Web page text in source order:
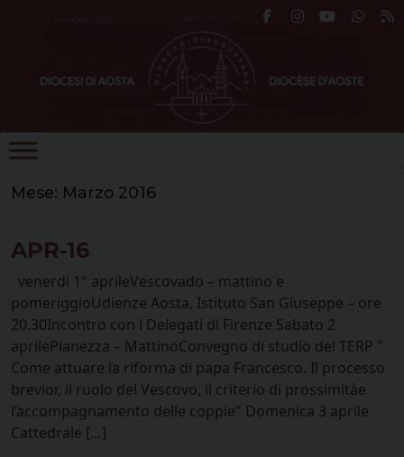
Mese: Marzo 2016
APR-16
venerdì 1° aprileVescovado – mattino e
pomeriggioUdienze Aosta, Istituto San Giuseppe – ore
20.30Incontro con i Delegati di Firenze Sabato 2
aprilePianezza – MattinoConvegno di studio del TERP "
Come attuare la riforma di papa Francesco. Il processo
brevior, il ruolo del Vescovo, il criterio di prossimitàe
l’accompagnamento delle coppie" Domenica 3 aprile
Cattedrale […]